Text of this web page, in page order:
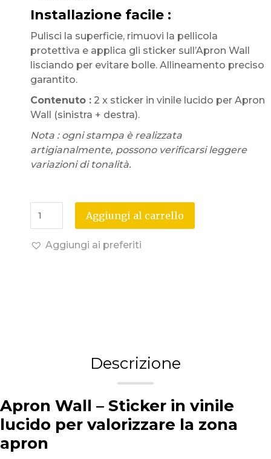
Installazione facile :
Pulisci la superficie, rimuovi la pellicola
protettiva e applica gli sticker sull’Apron Wall
lisciando per evitare bolle. Allineamento preciso
garantito.
Contenuto : 2 x sticker in vinile lucido per Apron
Wall (sinistra + destra).
Nota : ogni stampa è realizzata
artigianalmente, possono verificarsi leggere
variazioni di tonalità.
Aggiungi al carrello
Aggiungi ai preferiti
Descrizione
Apron Wall – Sticker in vinile
lucido per valorizzare la zona
apron